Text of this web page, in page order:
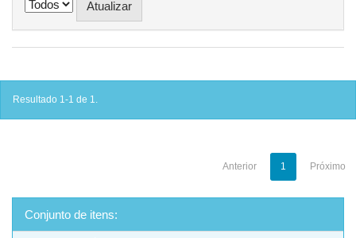
Resultado 1-1 de 1.
Anterior 1 Próximo
Conjunto de itens: